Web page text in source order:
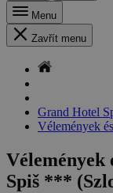
Menu
Zavřít menu
Grand Hotel
Vélemények
Vélemények
Spiš ***